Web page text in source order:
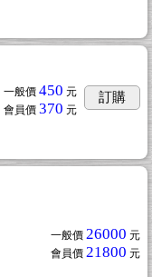
一般價 450 元
會員價 370 元
訂購
一般價 26000 元
會員價 21800 元